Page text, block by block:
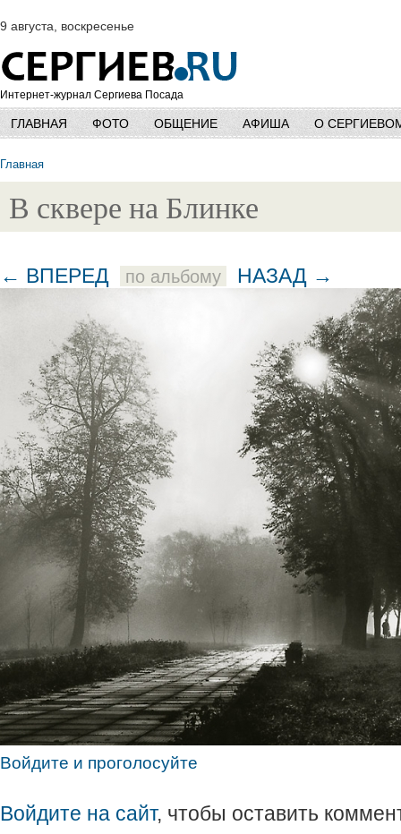
9 августа, воскресенье
Интернет-журнал Сергиева Посада
ГЛАВНАЯ ФОТО ОБЩЕНИЕ АФИША О
Главная
В сквере на Блинке
← ВПЕРЕД по альбому НАЗАД →
Войдите и проголосуйте
Войдите на сайт, чтобы оставить